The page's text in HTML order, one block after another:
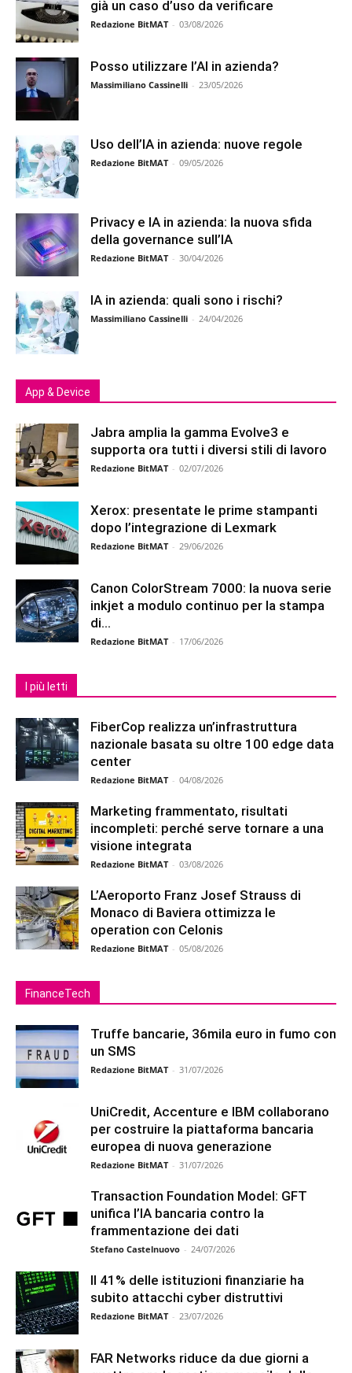
già un caso d’uso da verificare
Redazione BitMAT - 03/08/2026
Posso utilizzare l’AI in azienda?
Massimiliano Cassinelli - 23/05/2026
Uso dell’IA in azienda: nuove regole
Redazione BitMAT - 09/05/2026
Privacy e IA in azienda: la nuova sfida
della governance sull’IA
Redazione BitMAT - 30/04/2026
IA in azienda: quali sono i rischi?
Massimiliano Cassinelli - 24/04/2026
App & Device
Jabra amplia la gamma Evolve3 e
supporta ora tutti i diversi stili di lavoro
Redazione BitMAT - 02/07/2026
Xerox: presentate le prime stampanti
dopo l’integrazione di Lexmark
Redazione BitMAT - 29/06/2026
Canon ColorStream 7000: la nuova serie
inkjet a modulo continuo per la stampa
di...
Redazione BitMAT - 17/06/2026
I più letti
FiberCop realizza un’infrastruttura
nazionale basata su oltre 100 edge data
center
Redazione BitMAT - 04/08/2026
Marketing frammentato, risultati
incompleti: perché serve tornare a una
visione integrata
Redazione BitMAT - 03/08/2026
L’Aeroporto Franz Josef Strauss di
Monaco di Baviera ottimizza le
operation con Celonis
Redazione BitMAT - 05/08/2026
FinanceTech
Truffe bancarie, 36mila euro in fumo con
un SMS
Redazione BitMAT - 31/07/2026
UniCredit, Accenture e IBM collaborano
per costruire la piattaforma bancaria
europea di nuova generazione
Redazione BitMAT - 31/07/2026
Transaction Foundation Model: GFT
unifica l’IA bancaria contro la
frammentazione dei dati
Stefano Castelnuovo - 24/07/2026
Il 41% delle istituzioni finanziarie ha
subito attacchi cyber distruttivi
Redazione BitMAT - 23/07/2026
FAR Networks riduce da due giorni a